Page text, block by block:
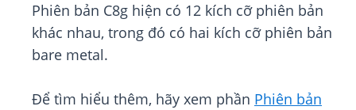
Phiên bản C8g hiện có 12 kích cỡ phiên bản
khác nhau, trong đó có hai kích cỡ phiên bản
bare metal.
Để tìm hiểu thêm, hãy xem phần Phiên bản